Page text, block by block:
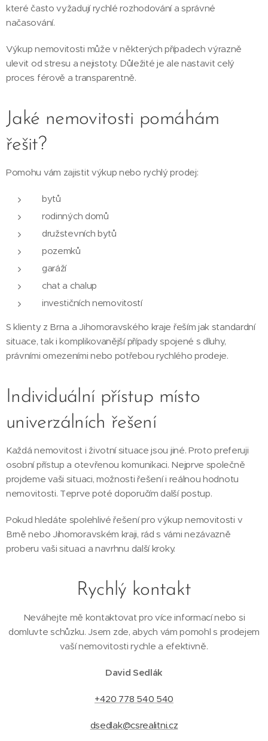
které často vyžadují rychlé rozhodování a správné
načasování.
Výkup nemovitosti může v některých případech výrazně
ulevit od stresu a nejistoty. Důležité je ale nastavit celý
proces férově a transparentně.
Jaké nemovitosti pomáhám
řešit?
Pomohu vám zajistit výkup nebo rychlý prodej:
bytů
rodinných domů
družstevních bytů
pozemků
garáží
chat a chalup
investičních nemovitostí
S klienty z Brna a Jihomoravského kraje řeším jak standardní
situace, tak i komplikovanější případy spojené s dluhy,
právními omezeními nebo potřebou rychlého prodeje.
Individuální přístup místo
univerzálních řešení
Každá nemovitost i životní situace jsou jiné. Proto preferuji
osobní přístup a otevřenou komunikaci. Nejprve společně
projdeme vaši situaci, možnosti řešení i reálnou hodnotu
nemovitosti. Teprve poté doporučím další postup.
Pokud hledáte spolehlivé řešení pro výkup nemovitosti v
Brně nebo Jihomoravském kraji, rád s vámi nezávazně
proberu vaši situaci a navrhnu další kroky.
Rychlý kontakt
Neváhejte mě kontaktovat pro více informací nebo si
domluvte schůzku. Jsem zde, abych vám pomohl s prodejem
vaší nemovitosti rychle a efektivně.
David Sedlák
+420 778 540 540
dsedlak@csrealitni.cz